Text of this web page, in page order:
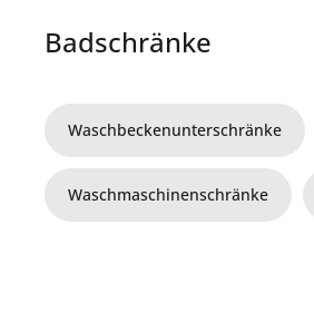
Badschränke
Waschbeckenunterschränke
Waschmaschinenschränke